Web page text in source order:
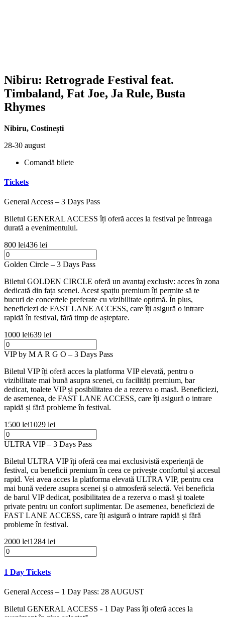
Nibiru: Retrograde Festival feat.
Timbaland, Fat Joe, Ja Rule, Busta
Rhymes
Nibiru, Costinești
28-30 august
Comandă bilete
Tickets
General Access – 3 Days Pass
Biletul GENERAL ACCESS îți oferă acces la festival pe întreaga
durată a evenimentului.
800 lei436 lei
Golden Circle – 3 Days Pass
Biletul GOLDEN CIRCLE oferă un avantaj exclusiv: acces în zona
dedicată din fața scenei. Acest spațiu premium îți permite să te
bucuri de concertele preferate cu vizibilitate optimă. În plus,
beneficiezi de FAST LANE ACCESS, care îți asigură o intrare
rapidă în festival, fără timp de așteptare.
1000 lei639 lei
VIP by M A R G O – 3 Days Pass
Biletul VIP îți oferă acces la platforma VIP elevată, pentru o
vizibilitate mai bună asupra scenei, cu facilități premium, bar
dedicat, toalete VIP și posibilitatea de a rezerva o masă. Beneficiezi,
de asemenea, de FAST LANE ACCESS, care îți asigură o intrare
rapidă și fără probleme în festival.
1500 lei1029 lei
ULTRA VIP – 3 Days Pass
Biletul ULTRA VIP îți oferă cea mai exclusivistă experiență de
festival, cu beneficii premium în ceea ce privește confortul și accesul
rapid. Vei avea acces la platforma elevată ULTRA VIP, pentru cea
mai bună vedere asupra scenei și o atmosferă selectă. Vei beneficia
de barul VIP dedicat, posibilitatea de a rezerva o masă și toalete
private pentru un confort suplimentar. De asemenea, beneficiezi de
FAST LANE ACCESS, care îți asigură o intrare rapidă și fără
probleme în festival.
2000 lei1284 lei
1 Day Tickets
General Access – 1 Day Pass: 28 AUGUST
Biletul GENERAL ACCESS - 1 Day Pass îți oferă acces la